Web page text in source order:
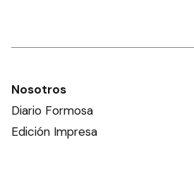
Nosotros
Diario Formosa
Edición Impresa